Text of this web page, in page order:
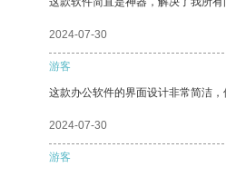
2024-07-30
游客
这款办公软件的界面设计非常简洁
2024-07-30
游客